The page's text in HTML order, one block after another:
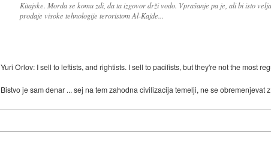
Kitajske. Morda se komu zdi, da ta izgovor drži vodo. Vprašanje pa je, ali bi isto
prodaje visoke tehnologije teroristom Al-Kajde...
Yuri Orlov: I sell to leftists, and rightists. I sell to pacifists, but they're not the most
Bistvo je sam denar ... sej na tem zahodna civilizacija temelji, ne se obremenjevat